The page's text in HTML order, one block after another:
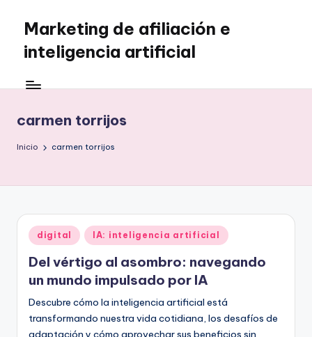
Saltar
contenido
Marketing de afiliación e
inteligencia artificial
carmen torrijos
Inicio carmen torrijos
Publicado
en
digital IA: inteligencia artificial
Del vértigo al asombro: navegando
un mundo impulsado por IA
Descubre cómo la inteligencia artificial está
transformando nuestra vida cotidiana, los desafíos de
adaptación y cómo aprovechar sus beneficios sin